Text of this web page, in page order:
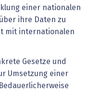
einer nationalen
ihre Daten zu
mit internationalen
Gesetze und
Umsetzung einer